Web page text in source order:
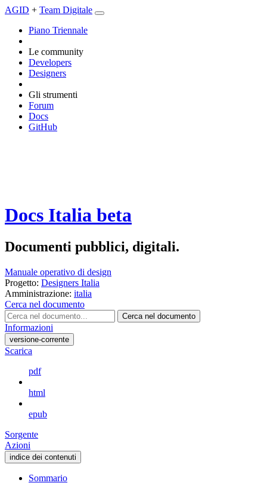
AGID + Team Digitale
Piano Triennale
Le community
Developers
Designers
Gli strumenti
Forum
Docs
GitHub
Docs Italia beta
Documenti pubblici, digitali.
Manuale operativo di design
Progetto: Designers Italia
Amministrazione: italia
Cerca nel documento
Cerca nel documento
Informazioni
versione-corrente
Scarica
pdf
html
epub
Sorgente
Azioni
indice dei contenuti
Sommario